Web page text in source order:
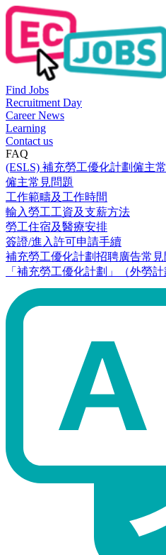
Find Jobs
Recruitment Day
Career News
Learning
Contact us
FAQ
(ESLS) 補充勞工優化計劃僱主
僱主常見問題
工作範疇及工作時間
輸入勞工工資及支薪方法
勞工住宿及醫療安排
簽證/進入許可申請手續
補充勞工優化計劃招聘廣告常見
「補充勞工優化計劃」（外勞